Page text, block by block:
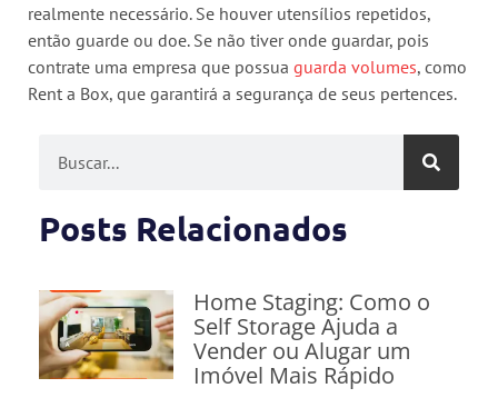
realmente necessário. Se houver utensílios repetidos,
então guarde ou doe. Se não tiver onde guardar, pois
contrate uma empresa que possua guarda volumes, como
Rent a Box, que garantirá a segurança de seus pertences.
Posts Relacionados
Home Staging: Como o
Self Storage Ajuda a
Vender ou Alugar um
Imóvel Mais Rápido